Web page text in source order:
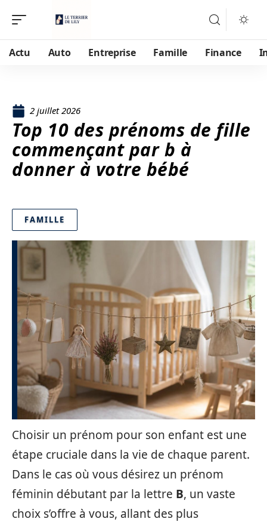
Actu Auto Entreprise Famille Finance
2 juillet 2026
Top 10 des prénoms de fille
commençant par b à
donner à votre bébé
FAMILLE
Choisir un prénom pour son enfant est une
étape cruciale dans la vie de chaque parent.
Dans le cas où vous désirez un prénom
féminin débutant par la lettre B, un vaste
choix s’offre à vous, allant des plus